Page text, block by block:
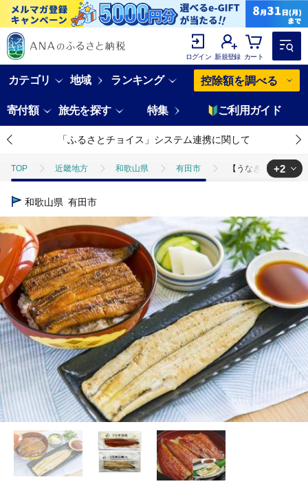
ログイン 新規登録 カート
カテゴリ 地域 ランキング 控除額を調べる
寄付額 旅先を探す 特集 ご利用ガイド
「ふるさとチョイス」システム連携に関して
TOP 近畿地方 和歌山県 有田市 【うなぎ屋かわす
TOP
TOP うなぎ 【うなぎ屋かわすい】国産うなぎ白・
+2
和歌山県 有田市